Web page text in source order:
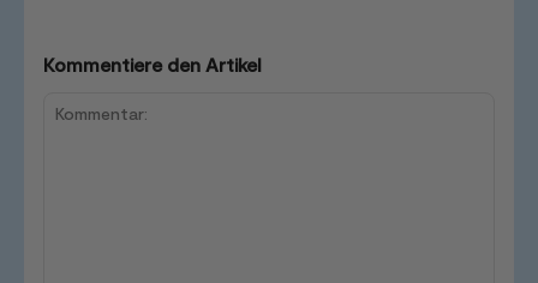
Kommentiere den Artikel